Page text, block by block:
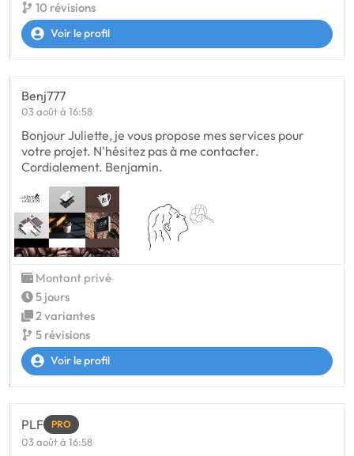
10 révisions
Voir le profil
Benj777
03 août à 16:58
Bonjour Juliette, je vous propose mes services pour
votre projet. N'hésitez pas à me contacter.
Cordialement. Benjamin.
Montant privé
5 jours
2 variantes
5 révisions
Voir le profil
PLF PRO
03 août à 16:58